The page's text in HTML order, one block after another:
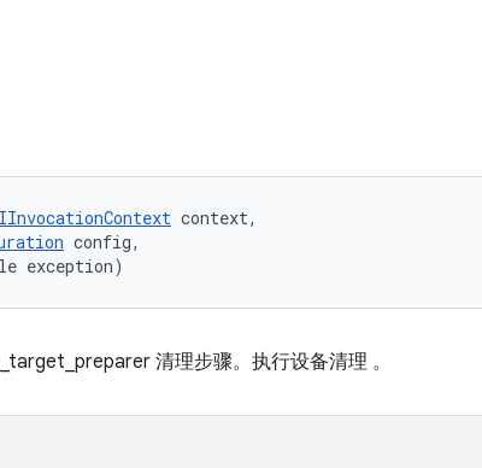
IInvocationContext context,
config,
exception)
清理步骤。执行设备清理 。